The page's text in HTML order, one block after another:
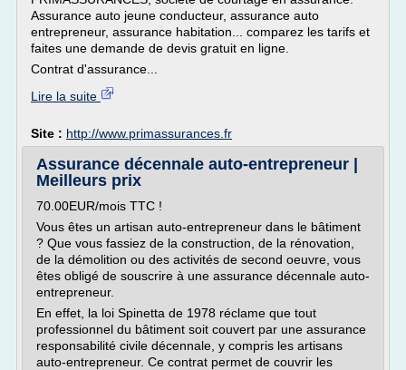
Assurance auto jeune conducteur, assurance auto
entrepreneur, assurance habitation... comparez les tarifs et
faites une demande de devis gratuit en ligne.
Contrat d'assurance...
Lire la suite
Site : http://www.primassurances.fr
Assurance décennale auto-entrepreneur |
Meilleurs prix
70.00EUR/mois TTC !
Vous êtes un artisan auto-entrepreneur dans le bâtiment
? Que vous fassiez de la construction, de la rénovation,
de la démolition ou des activités de second oeuvre, vous
êtes obligé de souscrire à une assurance décennale auto-
entrepreneur.
En effet, la loi Spinetta de 1978 réclame que tout
professionnel du bâtiment soit couvert par une assurance
responsabilité civile décennale, y compris les artisans
auto-entrepreneur. Ce contrat permet de couvrir les